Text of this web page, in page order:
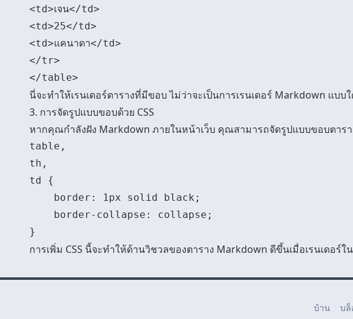
<td>เจน</td>
<td>25</td>
<td>แคนาดา</td>
</tr>
นี่จะทำให้เรนเดอร์ตารางที่มีขอบ ไม่ว่าจะเป็นการเรนเดอร์ Markdown แบบ
3. การจัดรูปแบบขอบด้วย CSS
หากคุณกำลังฝัง Markdown ภายในหน้าเว็บ คุณสามารถจัดรูปแบบขอบตารา
table,
th,
td {
    border: 1px solid black;
    border-collapse: collapse;
การเพิ่ม CSS นี้จะทำให้ด้านวิชวลของตาราง Markdown ดีขึ้นเมื่อเรนเดอร์
บ้าน
บล็